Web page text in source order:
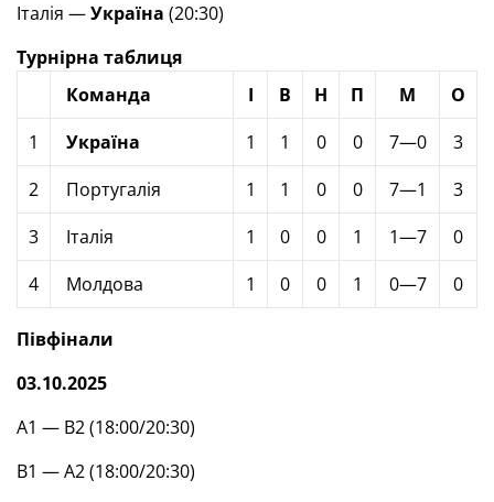
Італія —Україна (20:30)
Турнірна таблиця
Команда
І В Н П М
О
1
Україна 1 1 0 0 7—0
3
2
Португалія 1 1 0 0 7—1
3
3
Італія 1 0 0 1 1—7
0
4
Молдова 1 0 0 1 0—7 0
Півфінали
03.10.2025
А1 — В2 (18:00/20:30)
В1 — А2 (18:00/20:30)